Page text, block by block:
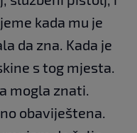
kada mu je
da zna. Kada je
s tog mjesta.
mogla znati.
obaviještena.